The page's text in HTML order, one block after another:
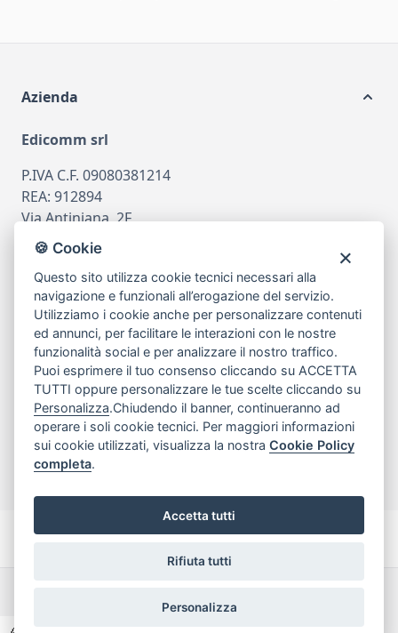
Azienda
Edicomm srl
P.IVA C.F. 09080381214
REA: 912894
Via Antiniana, 2F
80078 Pozzuoli
tel081.7515380
emailinfo@edicomm.it
Assistenza Clienti
Chi siamo
My Account
Dichiarazione di accessibilità
Termini e Condizioni
🍪 Cookie
Questo sito utilizza cookie tecnici necessari alla
navigazione e funzionali all’erogazione del servizio.
Utilizziamo i cookie anche per personalizzare contenuti
ed annunci, per facilitare le interazioni con le nostre
funzionalità social e per analizzare il nostro traffico.
Puoi esprimere il tuo consenso cliccando su ACCETTA
TUTTI oppure personalizzare le tue scelte cliccando su
Personalizza.Chiudendo il banner, continueranno ad
operare i soli cookie tecnici. Per maggiori informazioni
sui cookie utilizzati, visualizza la nostraCookie Policy
completa.
Accetta tutti
Rifiuta tutti
Personalizza